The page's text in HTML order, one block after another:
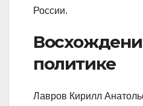
России.
политике
Лавров Кирилл